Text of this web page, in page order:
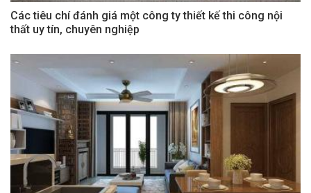
Các tiêu chí đánh giá một công ty thiết kế thi công nội
thất uy tín, chuyên nghiệp